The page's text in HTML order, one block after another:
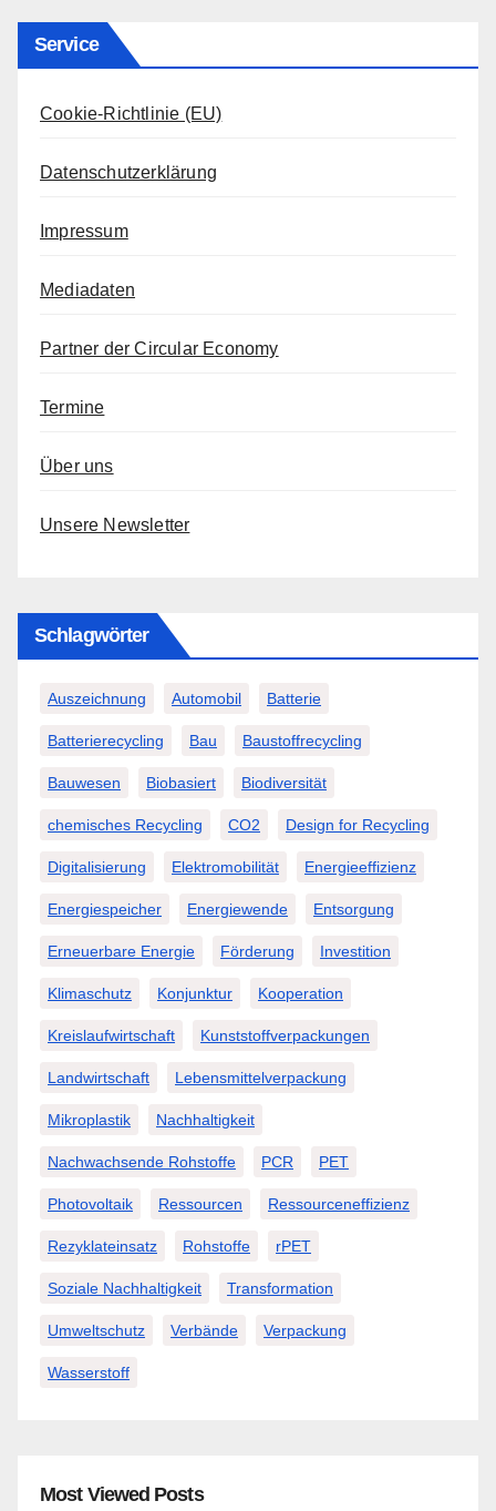
Service
Cookie-Richtlinie (EU)
Datenschutzerklärung
Impressum
Mediadaten
Partner der Circular Economy
Termine
Über uns
Unsere Newsletter
Schlagwörter
Auszeichnung Automobil Batterie
Batterierecycling Bau Baustoffrecycling
Bauwesen Biobasiert Biodiversität
chemisches Recycling CO2 Design for Recycling
Digitalisierung Elektromobilität Energieeffizienz
Energiespeicher Energiewende Entsorgung
Erneuerbare Energie Förderung Investition
Klimaschutz Konjunktur Kooperation
Kreislaufwirtschaft Kunststoffverpackungen
Landwirtschaft Lebensmittelverpackung
Mikroplastik Nachhaltigkeit
Nachwachsende Rohstoffe PCR PET
Photovoltaik Ressourcen Ressourceneffizienz
Rezyklateinsatz Rohstoffe rPET
Soziale Nachhaltigkeit Transformation
Umweltschutz Verbände Verpackung
Wasserstoff
Most Viewed Posts